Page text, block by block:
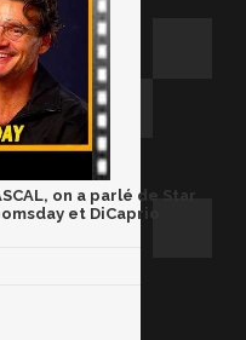
on a parlé de Star
et DiCaprio